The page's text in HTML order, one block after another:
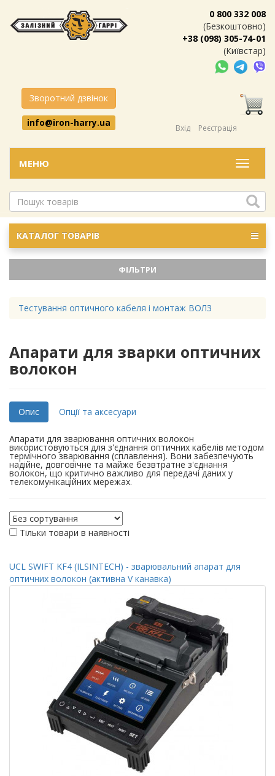
0 800 332 008
(Безкоштовно)
+38 (098) 305-74-01
(Київстар)
Зворотний дзвінок
info@iron-harry.ua
Вхід Реєстрація
Меню
МЕНЮ
КАТАЛОГ ТОВАРІВ
ФІЛЬТРИ
Тестування оптичного кабеля і монтаж ВОЛЗ
Апарати для зварки оптичних
волокон
Опис Опції та аксесуари
Апарати для зварювання оптичних волокон
використовуються для з'єднання оптичних кабелів методом
термічного зварювання (сплавлення). Вони забезпечують
надійне, довговічне та майже безвтратне з'єднання
волокон, що критично важливо для передачі даних у
телекомунікаційних мережах.
Тільки товари в наявності
UCL SWIFT KF4 (ILSINTECH) - зварювальний апарат для
оптичних волокон (активна V канавка)